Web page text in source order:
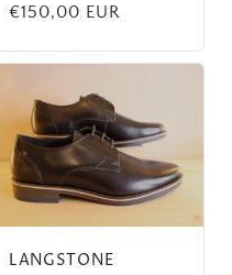
Prix
€150,00 EUR
LANGSTONE